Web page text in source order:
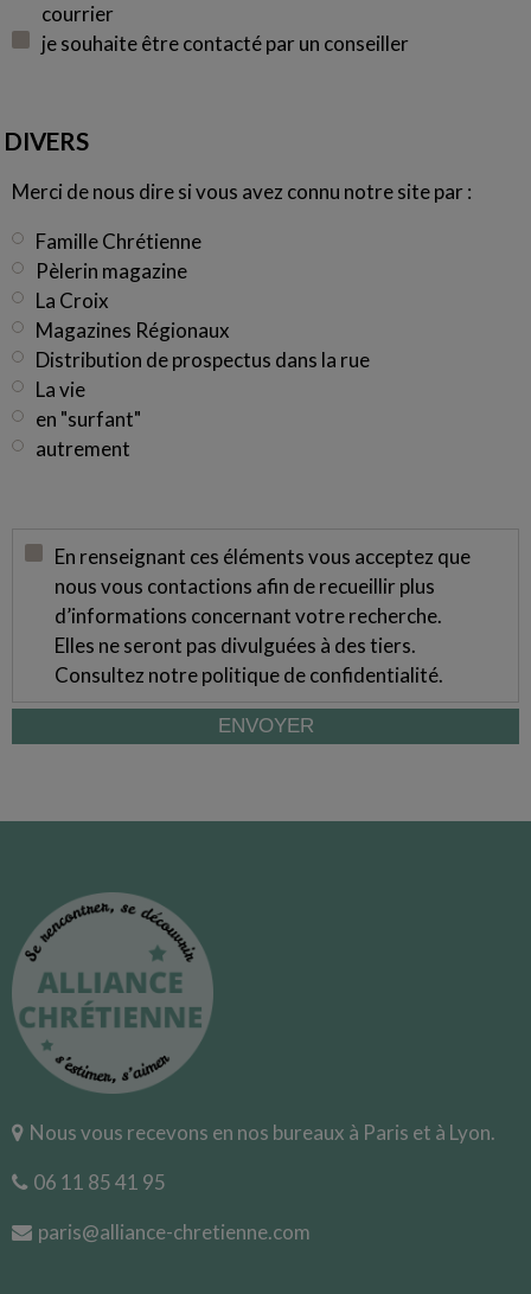
courrier
je souhaite être contacté par un conseiller
DIVERS
Merci de nous dire si vous avez connu notre site par :
Famille Chrétienne
Pèlerin magazine
La Croix
Magazines Régionaux
Distribution de prospectus dans la rue
La vie
en "surfant"
autrement
En renseignant ces éléments vous acceptez que
nous vous contactions afin de recueillir plus
d’informations concernant votre recherche.
Elles ne seront pas divulguées à des tiers.
Consultez notrepolitique de confidentialité.
Nous vous recevons en nos bureaux à Paris et à Lyon.
06 11 85 41 95
paris@alliance-chretienne.com